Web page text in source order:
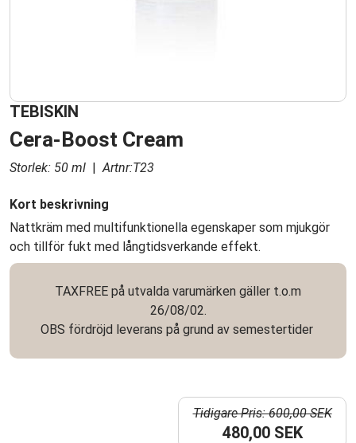
TEBISKIN
Cera-Boost Cream
Storlek: 50 ml | Artnr:T23
Kort beskrivning
Nattkräm med multifunktionella egenskaper som mjukgör
och tillför fukt med långtidsverkande effekt.
TAXFREE på utvalda varumärken gäller t.o.m
26/08/02.
OBS fördröjd leverans på grund av semestertider
Tidigare Pris: 600,00 SEK
480,00 SEK